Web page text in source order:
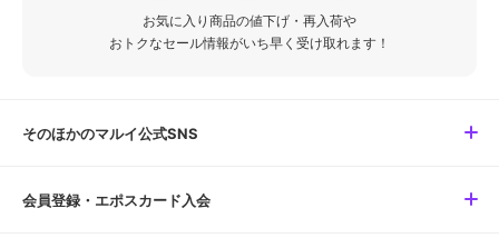
お気に入り商品の値下げ・再入荷や
おトクなセール情報がいち早く受け取れます！
そのほかのマルイ公式SNS
会員登録・エポスカード入会